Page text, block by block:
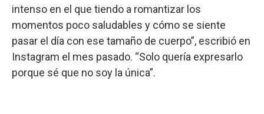
intenso en el que tiendo a romantizar los
momentos poco saludables y cómo se siente
pasar el día con ese tamaño de cuerpo”, escribió en
Instagram el mes pasado. “Solo quería expresarlo
porque sé que no soy la única”.